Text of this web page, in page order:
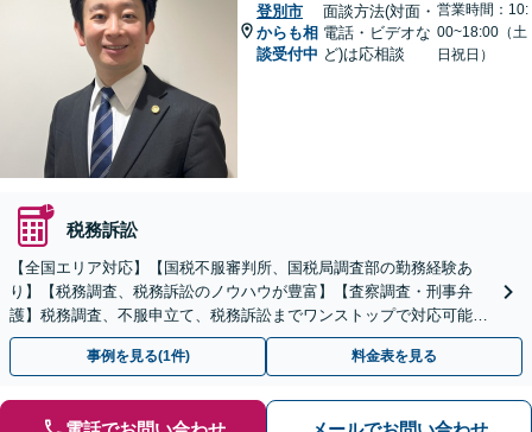
登別市
からも相
談受付中
面談方法(対面・
電話・ビデオな
ど)は応相談
営業時間：10:
00~18:00（土
日祝日）
税務訴訟
【全国エリア対応】【国税不服審判所、国税局調査部の勤務経験あ
り】【税務調査、税務訴訟のノウハウが豊富】【査察調査・刑事弁
護】税務調査、不服申立て、税務訴訟までワンストップで対応可能！
事業承継にも対応【休日・夜間相談可】
事例を見る(1件) 料金表を見る